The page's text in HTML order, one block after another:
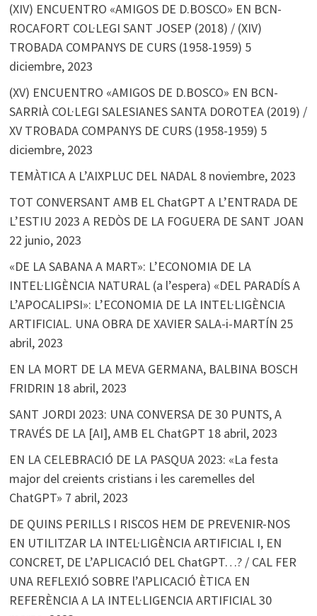
(XIV) ENCUENTRO «AMIGOS DE D.BOSCO» EN BCN-
ROCAFORT COL·LEGI SANT JOSEP (2018) / (XIV)
TROBADA COMPANYS DE CURS (1958-1959) 5
diciembre, 2023
(XV) ENCUENTRO «AMIGOS DE D.BOSCO» EN BCN-
SARRIÀ COL·LEGI SALESIANES SANTA DOROTEA (2019) /
XV TROBADA COMPANYS DE CURS (1958-1959) 5
diciembre, 2023
TEMÀTICA A L’AIXPLUC DEL NADAL 8 noviembre, 2023
TOT CONVERSANT AMB EL ChatGPT A L’ENTRADA DE
L’ESTIU 2023 A REDÒS DE LA FOGUERA DE SANT JOAN
22 junio, 2023
«DE LA SABANA A MART»: L’ECONOMIA DE LA
INTEL·LIGÈNCIA NATURAL (a l’espera) «DEL PARADÍS A
L’APOCALIPSI»: L’ECONOMIA DE LA INTEL·LIGÈNCIA
ARTIFICIAL. UNA OBRA DE XAVIER SALA-i-MARTÍN 25
abril, 2023
EN LA MORT DE LA MEVA GERMANA, BALBINA BOSCH
FRIDRIN 18 abril, 2023
SANT JORDI 2023: UNA CONVERSA DE 30 PUNTS, A
TRAVÉS DE LA [AI], AMB EL ChatGPT 18 abril, 2023
EN LA CELEBRACIÓ DE LA PASQUA 2023: «La festa
major del creients cristians i les caremelles del
ChatGPT» 7 abril, 2023
DE QUINS PERILLS I RISCOS HEM DE PREVENIR-NOS
EN UTILITZAR LA INTEL·LIGÈNCIA ARTIFICIAL I, EN
CONCRET, DE L’APLICACIÓ DEL ChatGPT…? / CAL FER
UNA REFLEXIÓ SOBRE l’APLICACIÓ ÈTICA EN
REFERÈNCIA A LA INTEL·LIGENCIA ARTIFICIAL30